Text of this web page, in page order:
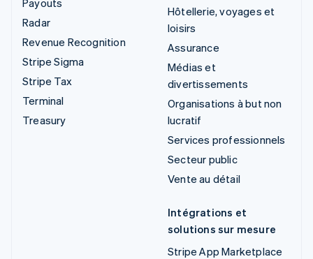
Radar
Revenue Recognition
Stripe Sigma
Stripe Tax
Terminal
Treasury
Hôtellerie, voyages et
loisirs
Assurance
Médias et
divertissements
Organisations à but non
lucratif
Services professionnels
Secteur public
Vente au détail
Intégrations et
solutions sur mesure
Stripe App Marketplace